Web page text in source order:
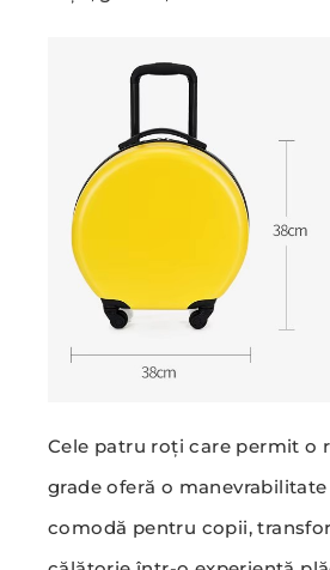
Cele patru roți care permit o
grade oferă o manevrabilitate
comodă pentru copii,